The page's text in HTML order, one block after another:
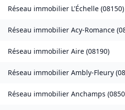
Réseau immobilier L'Échelle (08150)
Réseau immobilier Acy-Romance (
Réseau immobilier Aire (08190)
Réseau immobilier Ambly-Fleury (
Réseau immobilier Anchamps (